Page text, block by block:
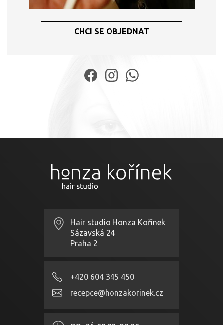
CHCI SE OBJEDNAT
Hair studio Honza Kořínek
Sázavská 24
Praha 2
+420 604 345 450
recepce@honzakorinek.cz